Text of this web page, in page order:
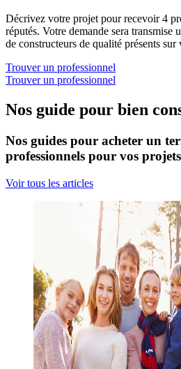
Décrivez votre projet pour recevoir 4
réputés. Votre demande sera transmise
de constructeurs de qualité présents
Trouver un professionnel
Trouver un professionnel
Nos guide pour bien
Nos guides pour acheter un
professionnels pour vos projets
Voir tous les articles